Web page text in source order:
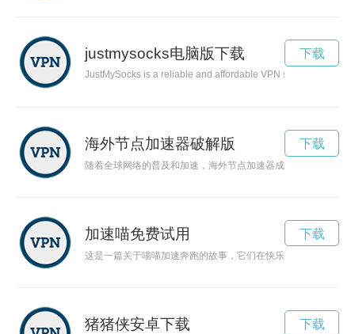
justmysocks电脑版下载
JustMySocks is a reliable and affordable VPN service that
下载
海外节点加速器破解版
随着全球网络的普及和加速，海外节点加速器成为让用户畅通
下载
加速喵免费试用
这是一篇关于喵喵加速奔跑的故事，它们在快乐奔跑中感受着速
下载
猪猪侠安卓下载 下载